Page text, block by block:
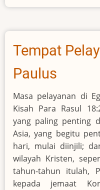
-
Teolog,
Filsuf
Tempat
Paulus
Masa pelayanan di
Kisah Para Rasul
yang paling penting
Asia, yang begitu
hari, mulai diinjili;
wilayah Kristen,
tahun-tahun itulah,
kepada jemaat